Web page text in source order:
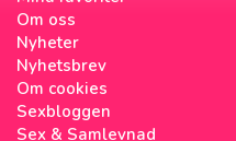
Om oss
Nyheter
Nyhetsbrev
Om cookies
Sexbloggen
Sex & Samlevnad